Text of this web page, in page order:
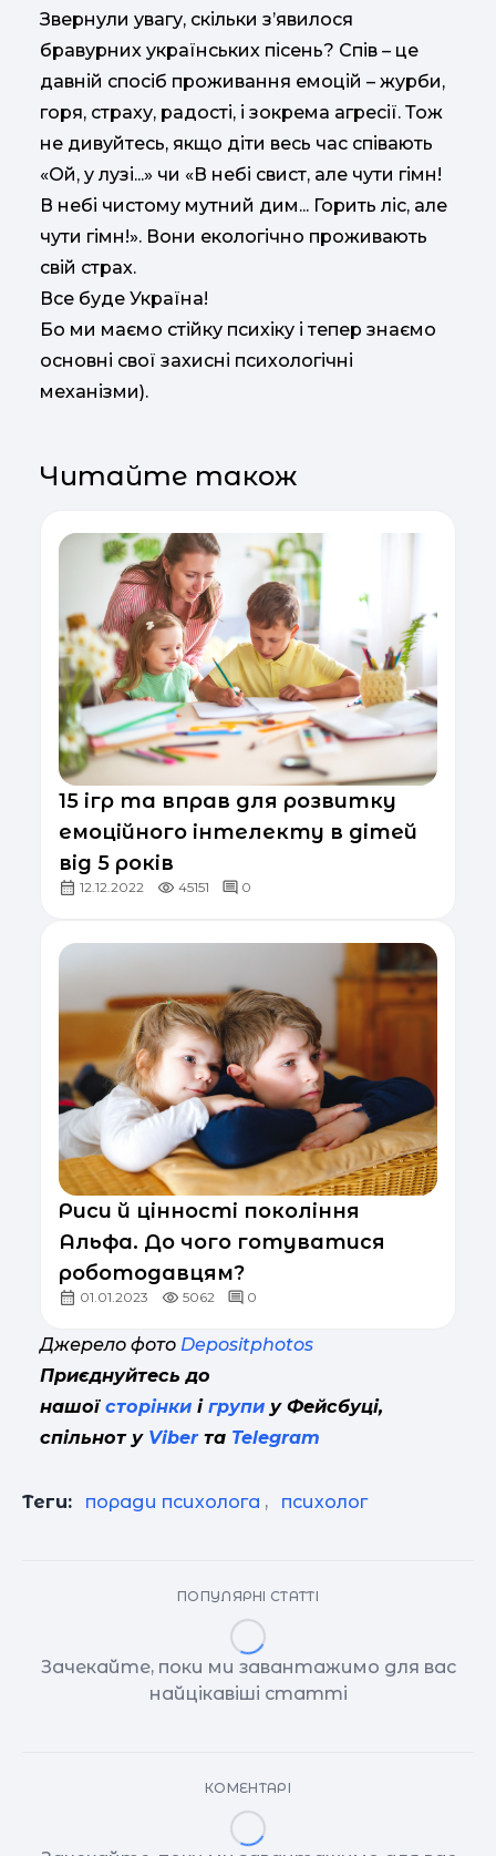
Звернули увагу, скільки з’явилося
бравурних українських пісень? Спів – це
давній спосіб проживання емоцій – журби,
горя, страху, радості, і зокрема агресії. Тож
не дивуйтесь, якщо діти весь час співають
«Ой, у лузі...» чи «В небі свист, але чути гімн!
В небі чистому мутний дим... Горить ліс, але
чути гімн!». Вони екологічно проживають
свій страх.
Все буде Україна!
Бо ми маємо стійку психіку і тепер знаємо
основні свої захисні психологічні
механізми).
Читайте також
15 ігр та вправ для розвитку
емоційного інтелекту в дітей
від 5 років
12.12.2022 45151 0
Риси й цінності покоління
Альфа. До чого готуватися
роботодавцям?
01.01.2023 5062 0
Джерело фото Depositphotos
Приєднуйтесь до
нашої сторінки і групи у Фейсбуці,
спільнот у Viberта Telegram
Теги: поради психолога , психолог
ПОПУЛЯРНІ СТАТТІ
Зачекайте, поки ми завантажимо для вас
найцікавіші статті
КОМЕНТАРІ